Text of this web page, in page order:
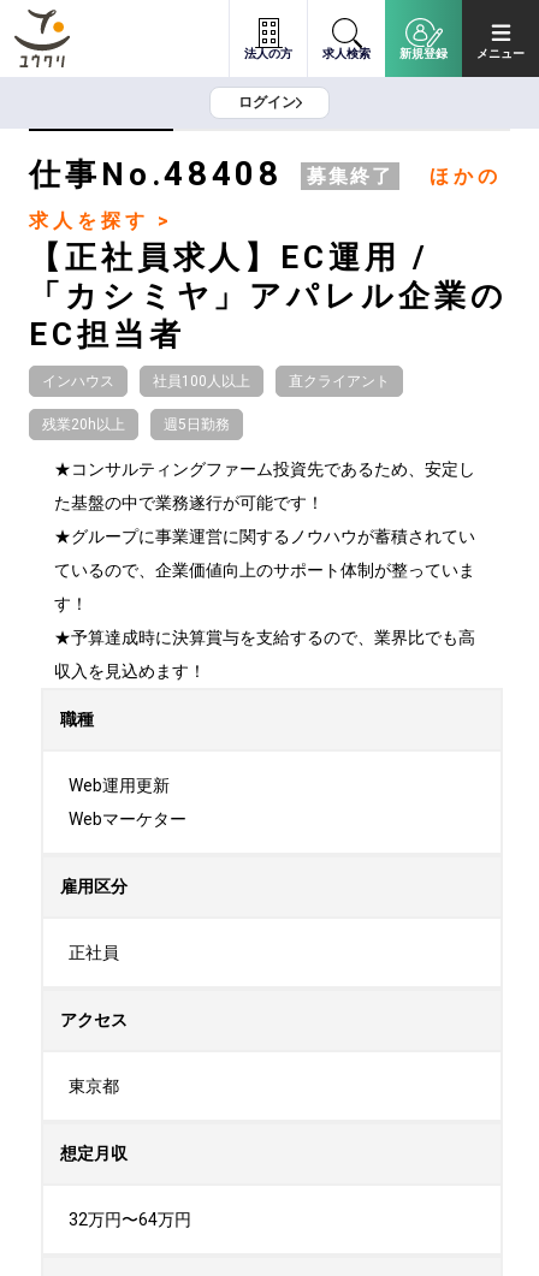
法人の方 求人検索 新規登録 メニュー
ログイン
仕事No.48408 募集終了
ほかの
求人を探す >
【正社員求人】EC運用 /
「カシミヤ」アパレル企業の
EC担当者
インハウス 社員100人以上 直クライアント
残業20h以上 週5日勤務
★コンサルティングファーム投資先であるため、安定し
た基盤の中で業務遂行が可能です！
★グループに事業運営に関するノウハウが蓄積されてい
ているので、企業価値向上のサポート体制が整っていま
す！
★予算達成時に決算賞与を支給するので、業界比でも高
収入を見込めます！
職種
Web運用更新
Webマーケター
雇用区分
正社員
アクセス
東京都
想定月収
32万円〜64万円